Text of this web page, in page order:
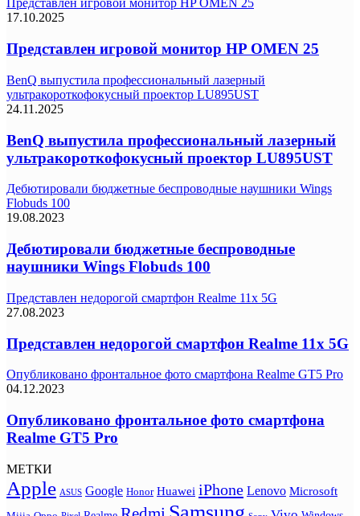
Представлен игровой монитор HP OMEN 25
17.10.2025
Представлен игровой монитор HP OMEN 25
BenQ выпустила профессиональный лазерный
ультракороткофокусный проектор LU895UST
24.11.2025
BenQ выпустила профессиональный лазерный
ультракороткофокусный проектор LU895UST
Дебютировали бюджетные беспроводные наушники Wings
Flobuds 100
19.08.2023
Дебютировали бюджетные беспроводные
наушники Wings Flobuds 100
Представлен недорогой смартфон Realme 11x 5G
27.08.2023
Представлен недорогой смартфон Realme 11x 5G
Опубликовано фронтальное фото смартфона Realme GT5 Pro
04.12.2023
Опубликовано фронтальное фото смартфона
Realme GT5 Pro
МЕТКИ
Apple ASUS Google Honor Huawei iPhone Lenovo Microsoft